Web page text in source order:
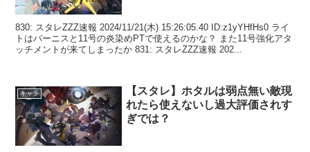
830: スタレZZZ速報 2024/11/21(木) 15:26:05.40 ID:z1yYHfHs0 ライ
トはバーニスと11号の炎染めPTで使えるのかな？ また11号強化アタ
ッチメントが来てしまったか 831: スタレZZZ速報 202...
キャラ
【スタレ】ホタルは弱点無い敵現
れたら使えないし過大評価されす
ぎでは？